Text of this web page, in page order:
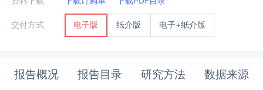
交付方式 电子版 纸介版 电子+纸介版
报告概况 报告目录 研究方法 数据来源